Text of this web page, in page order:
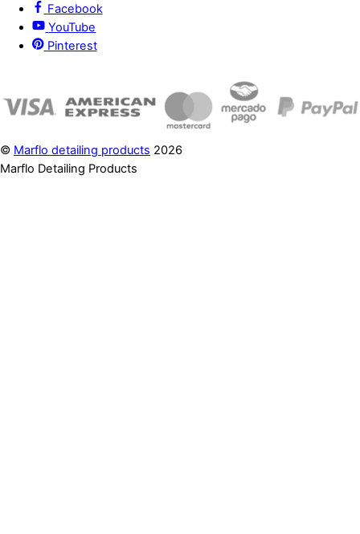
Facebook
YouTube
Pinterest
© Marflo detailing products 2026
Marflo Detailing Products